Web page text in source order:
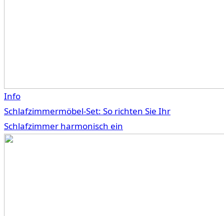
Info
Schlafzimmermöbel-Set: So richten Sie Ihr
Schlafzimmer harmonisch ein